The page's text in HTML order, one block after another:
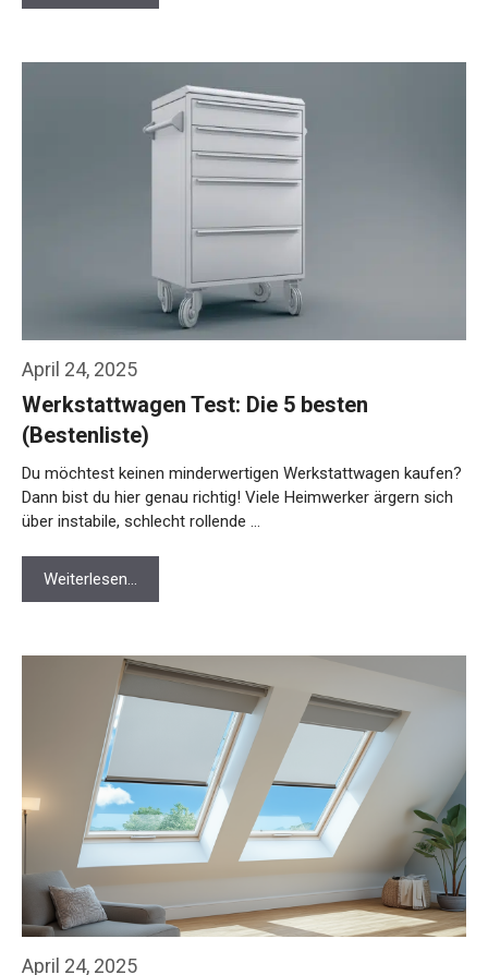
April 24, 2025
Werkstattwagen Test: Die 5 besten
(Bestenliste)
Du möchtest keinen minderwertigen Werkstattwagen kaufen?
Dann bist du hier genau richtig! Viele Heimwerker ärgern sich
über instabile, schlecht rollende …
Weiterlesen…
April 24, 2025